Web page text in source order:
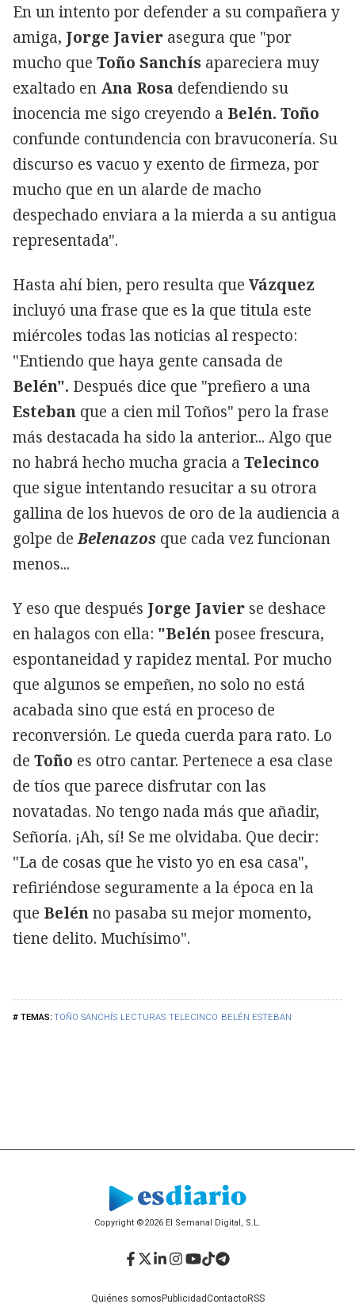
TOÑO SANCHÍS LECTURAS TELECINCO BELÉN ESTEBAN
En un intento por defender a su compañera y
amiga, Jorge Javier asegura que "por
mucho que Toño Sanchís apareciera muy
exaltado en Ana Rosa defendiendo su
inocencia me sigo creyendo a Belén. Toño
confunde contundencia con bravuconería. Su
discurso es vacuo y exento de firmeza, por
mucho que en un alarde de macho
despechado enviara a la mierda a su antigua
representada".
Hasta ahí bien, pero resulta que Vázquez
incluyó una frase que es la que titula este
miércoles todas las noticias al respecto:
"Entiendo que haya gente cansada de
Belén". Después dice que "prefiero a una
Esteban que a cien mil Toños" pero la frase
más destacada ha sido la anterior... Algo que
no habrá hecho mucha gracia a Telecinco
que sigue intentando resucitar a su otrora
gallina de los huevos de oro de la audiencia a
golpe deBelenazos que cada vez funcionan
menos...
Y eso que después Jorge Javier se deshace
en halagos con ella: "Belénposee frescura,
espontaneidad y rapidez mental. Por mucho
que algunos se empeñen, no solo no está
acabada sino que está en proceso de
reconversión. Le queda cuerda para rato. Lo
de Toño es otro cantar. Pertenece a esa clase
de tíos que parece disfrutar con las
novatadas. No tengo nada más que añadir,
Señoría. ¡Ah, sí! Se me olvidaba. Que decir:
"La de cosas que he visto yo en esa casa",
refiriéndose seguramente a la época en la
que Belénno pasaba su mejor momento,
tiene delito. Muchísimo".
Copyright ©2026 El Semanal Digital, S.L.
Quiénes somos PublicidadContactoRSS
Facebook
Twitter
LinkedIn
Instagram
YouTube
TikTok
Telegram